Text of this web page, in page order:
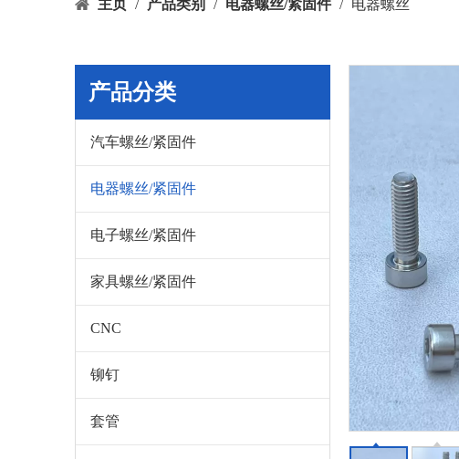
主页 / 产品类别 / 电器螺丝/紧固件 / 电器螺丝
产品分类
汽车螺丝/紧固件
电器螺丝/紧固件
电子螺丝/紧固件
家具螺丝/紧固件
CNC
铆钉
套管